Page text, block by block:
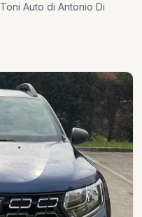
Auto di Antonio Di